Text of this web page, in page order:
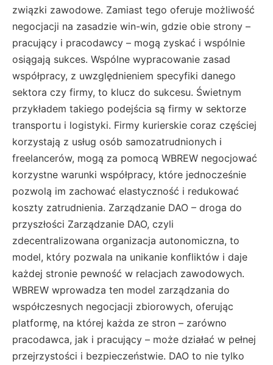
związki zawodowe. Zamiast tego oferuje możliwość
negocjacji na zasadzie win-win, gdzie obie strony –
pracujący i pracodawcy – mogą zyskać i wspólnie
osiągają sukces. Wspólne wypracowanie zasad
współpracy, z uwzględnieniem specyfiki danego
sektora czy firmy, to klucz do sukcesu. Świetnym
przykładem takiego podejścia są firmy w sektorze
transportu i logistyki. Firmy kurierskie coraz częściej
korzystają z usług osób samozatrudnionych i
freelancerów, mogą za pomocą WBREW negocjować
korzystne warunki współpracy, które jednocześnie
pozwolą im zachować elastyczność i redukować
koszty zatrudnienia. Zarządzanie DAO – droga do
przyszłości Zarządzanie DAO, czyli
zdecentralizowana organizacja autonomiczna, to
model, który pozwala na unikanie konfliktów i daje
każdej stronie pewność w relacjach zawodowych.
WBREW wprowadza ten model zarządzania do
współczesnych negocjacji zbiorowych, oferując
platformę, na której każda ze stron – zarówno
pracodawca, jak i pracujący – może działać w pełnej
przejrzystości i bezpieczeństwie. DAO to nie tylko